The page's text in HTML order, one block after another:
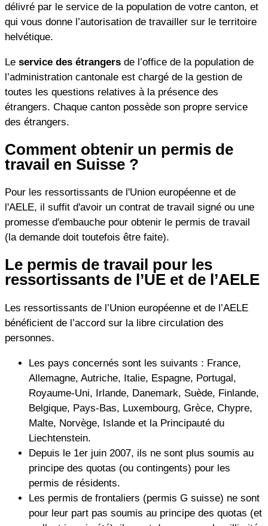
délivré par le service de la population de votre canton, et
qui vous donne l’autorisation de travailler sur le territoire
helvétique.
Le service des étrangers de l’office de la population de
l’administration cantonale est chargé de la gestion de
toutes les questions relatives à la présence des
étrangers. Chaque canton possède son propre service
des étrangers.
Comment obtenir un permis de
travail en Suisse ?
Pour les ressortissants de l'Union européenne et de
l'AELE, il suffit d'avoir un contrat de travail signé ou une
promesse d'embauche pour obtenir le permis de travail
(la demande doit toutefois être faite).
Le permis de travail pour les
ressortissants de l’UE et de l’AELE
Les ressortissants de l’Union européenne et de l’AELE
bénéficient de l’accord sur la libre circulation des
personnes.
Les pays concernés sont les suivants : France,
Allemagne, Autriche, Italie, Espagne, Portugal,
Royaume-Uni, Irlande, Danemark, Suède, Finlande,
Belgique, Pays-Bas, Luxembourg, Grèce, Chypre,
Malte, Norvège, Islande et la Principauté du
Liechtenstein.
Depuis le 1er juin 2007, ils ne sont plus soumis au
principe des quotas (ou contingents) pour les
permis de résidents.
Les permis de frontaliers (permis G suisse) ne sont
pour leur part pas soumis au principe des quotas (et